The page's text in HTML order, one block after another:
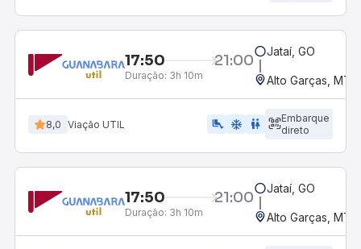
17:50 21:00
Duração: 3h 10m
Jataí, GO
Alto Garças, MT
8,0 Viação UTIL airline_seat_legroom_extra ac_unit WC
Embarque
direto
17:50 21:00
Duração: 3h 10m
Jataí, GO
Alto Garças, MT